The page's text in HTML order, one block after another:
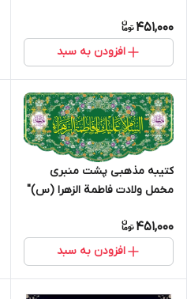
451,000
افزودن به سبد
کتیبه مذهبی پشت منبری
مخمل ولادت فاطمة الزهرا (س)"
13059
451,000
افزودن به سبد